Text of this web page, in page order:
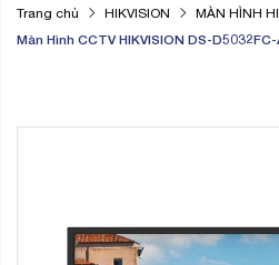
Trang chủ HIKVISION MÀN HÌNH
Màn Hình CCTV HIKVISION DS-